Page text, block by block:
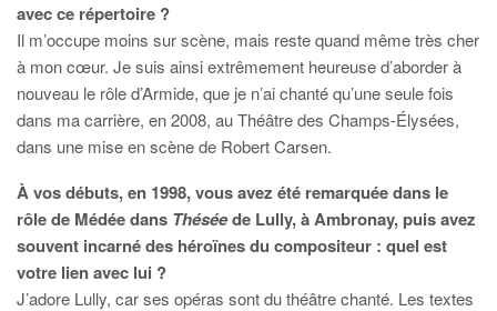
avec ce répertoire ?
Il m’occupe moins sur scène, mais reste quand même très cher
à mon cœur. Je suis ainsi extrêmement heureuse d’aborder à
nouveau le rôle d’Armide, que je n’ai chanté qu’une seule fois
dans ma carrière, en 2008, au Théâtre des Champs-Élysées,
dans une mise en scène de Robert Carsen.
À vos débuts, en 1998, vous avez été remarquée dans le
rôle de Médée dans Théséede Lully, à Ambronay, puis avez
souvent incarné des héroïnes du compositeur : quel est
votre lien avec lui ?
J’adore Lully, car ses opéras sont du théâtre chanté. Les textes